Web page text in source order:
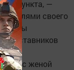
пункта, —
своего
наставников
они с женой